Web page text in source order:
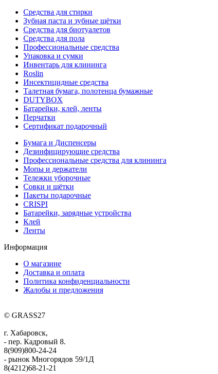
Средства для стирки
Зубная паста и зубные щётки
Средства для биотуалетов
Средства для пола
Профессиональные средства
Упаковка и сумки
Инвентарь для клининга
Roslin
Инсектицидные средства
Талетная бумага, полотенца бумажные
DUTYBOX
Батарейки, клей, ленты
Перчатки
Сертификат подарочный
Бумага и Диспенсеры
Дезинфицирующие средства
Профессиональные средства для клининга
Мопы и держатели
Тележки уборочные
Совки и щётки
Пакеты подарочные
CRISPI
Батарейки, зарядные устройства
Клей
Ленты
Информация
О магазине
Доставка и оплата
Политика конфиденциальности
Жалобы и предложения
© GRASS27
г. Хабаровск,
- пер. Кадровый 8.
8(909)800-24-24
- рынок Многорядов 59/1Д
8(4212)68-21-21